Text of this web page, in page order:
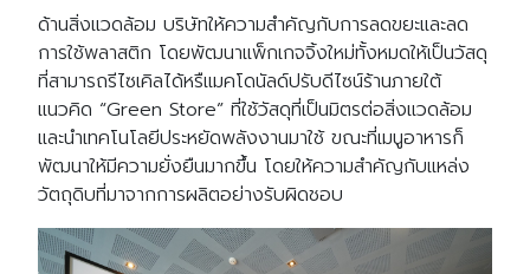
ด้านสิ่งแวดล้อม บริษัทให้ความสำคัญกับการลดขยะและลด
การใช้พลาสติก โดยพัฒนาแพ็กเกจจิ้งใหม่ทั้งหมดให้เป็นวัสดุ
ที่สามารถรีไซเคิลได้หรืแมคโดนัลด์ปรับดีไซน์ร้านภายใต้
แนวคิด “Green Store” ที่ใช้วัสดุที่เป็นมิตรต่อสิ่งแวดล้อม
และนำเทคโนโลยีประหยัดพลังงานมาใช้ ขณะที่เมนูอาหารก็
พัฒนาให้มีความยั่งยืนมากขึ้น โดยให้ความสำคัญกับแหล่ง
วัตถุดิบที่มาจากการผลิตอย่างรับผิดชอบ